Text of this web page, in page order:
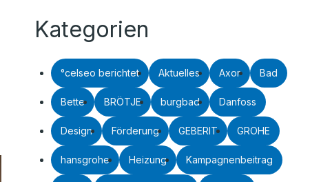
Kategorien
°celseo berichtet Aktuelles Axor Bad
Bette BRÖTJE burgbad Danfoss
Design Förderung GEBERIT GROHE
hansgrohe Heizung Kampagnenbeitrag